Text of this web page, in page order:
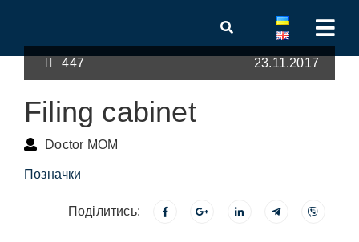
447 23.11.2017
Filing cabinet
Doctor MOM
Позначки
Поділитись: